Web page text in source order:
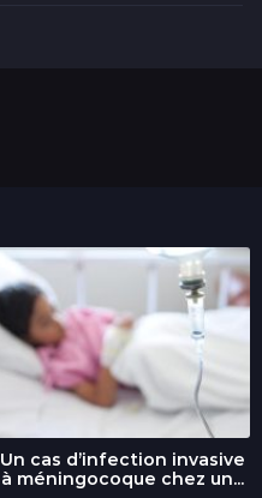
Un cas d’infection invasive
à méningocoque chez un...